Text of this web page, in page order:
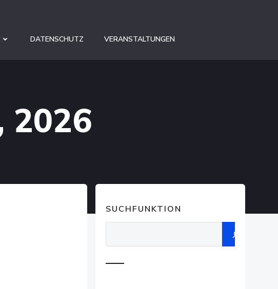
DATENSCHUTZ VERANSTALTUNGEN
2026
SUCHFUNKTION